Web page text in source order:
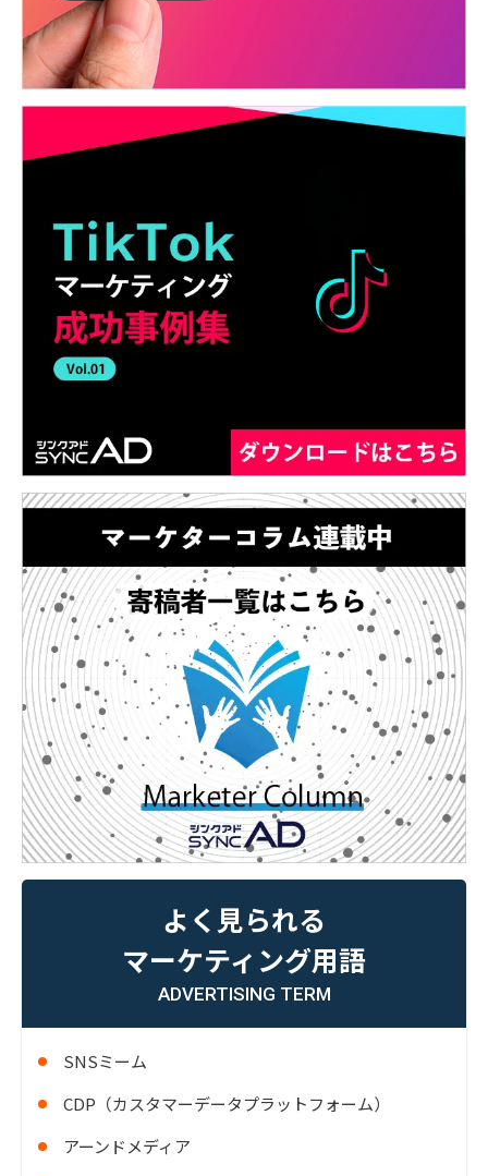
よく見られる
マーケティング用語
ADVERTISING TERM
SNSミーム
CDP（カスタマーデータプラットフォーム）
アーンドメディア